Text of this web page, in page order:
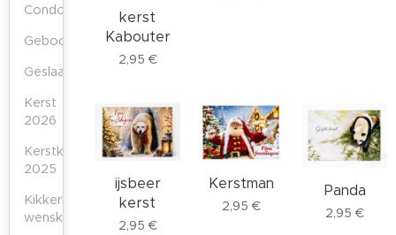
Condoleancekaarten
Geboortekaarten
Geslaagd‑kaarten
Kerst
2026
Kerstkaarten
2025
Kikkerlijn
wenskaarten
kerst
Kabouter
2,95 €
ijsbeer
kerst
2,95 €
Kerstman
2,95 €
Panda
2,95 €